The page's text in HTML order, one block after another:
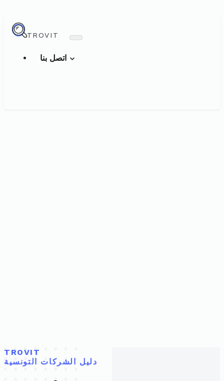
TROVIT
TROVIT
دليل الشركات التونسية